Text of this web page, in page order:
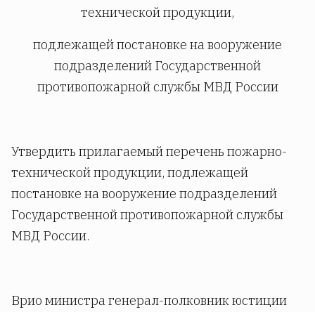
технической продукции,
подлежащей постановке на вооружение
подразделений Государственной
противопожарной службы МВД России
Утвердить прилагаемый перечень пожарно-
технической продукции, подлежащей
постановке на вооружение подразделений
Государственной противопожарной службы
МВД России.
Врио министра генерал-полковник юстиции